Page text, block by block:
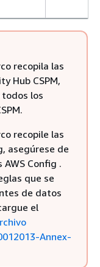
recopila las
Hub CSPM,
los
recopile las
asegúrese de
Config .
que se
de datos
el
Annex-